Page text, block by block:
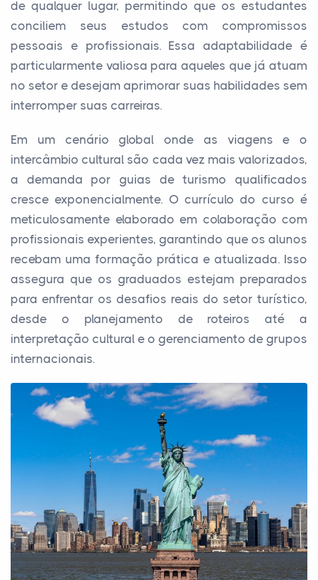
de qualquer lugar, permitindo que os estudantes
conciliem seus estudos com compromissos
pessoais e profissionais. Essa adaptabilidade é
particularmente valiosa para aqueles que já atuam
no setor e desejam aprimorar suas habilidades sem
interromper suas carreiras.
Em um cenário global onde as viagens e o
intercâmbio cultural são cada vez mais valorizados,
a demanda por guias de turismo qualificados
cresce exponencialmente. O currículo do curso é
meticulosamente elaborado em colaboração com
profissionais experientes, garantindo que os alunos
recebam uma formação prática e atualizada. Isso
assegura que os graduados estejam preparados
para enfrentar os desafios reais do setor turístico,
desde o planejamento de roteiros até a
interpretação cultural e o gerenciamento de grupos
internacionais.